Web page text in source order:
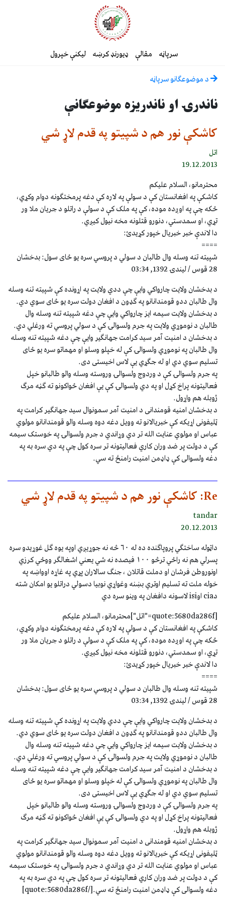
سرپاڼه مقالې ډیورنډ کرښه لیکنې خپرول
د موضوعګانو سرپاڼه
ناندرۍ او ناندریزه موضوعګانې
کاشکې نور هم د شپیتو په قدم لاړ شي
اتل
19.12.2013
محترمانو، السلام علیکم
کاشکې په افغانستان کې د سولې په لاره کې دغه پرمختګونه دوام وکړي،
ځکه چې په اوږده موده، کې په ملک کې د سولې د راتلو د جریان ملا ور
تړي، او سمدستي، دنورو قتلونه مخه نیول کیږي.
دا لاندې خبر خبریال خپور کړیدئ:
====
شپيته تنه وسله وال طالبان د سولي د پروسي سره يو ځاى سول: بدخشان
28 قوس / لیندۍ 1392, 03:34
د بدخشان ولايت چارواکي وايې چې ددي ولايت په اړونده کې شپيته تنه وسله
وال طالبان ددو قومندانانو په ګډون د افغان دولت سره يو ځاى سوي دي.
د بدخشان ولايت سيمه ايز چارواکي وايې چې دغه شپيته تنه وسله وال
طالبان د نوموړي ولايت په جرم ولسوالۍ کې د سولي پروسي ته ورغلي دي.
د بدخشان د امنيت آمر سيد کرامت جهانګير وايې چې دغه شپيته تنه وسله
وال طالبان په نوموړي ولسوالۍ کې له خپلو وسلو او مهماتو سره يو ځاى
تسليم سوي دي او له جګړي يې لاس اخيستى دى.
په جرم ولسوالۍ کې د وردوج ولسوالۍ وروسته وسله والو طالبانو خپل
فعاليتونه پراخ کړل او په دي ولسوالۍ کې يې افغان ځواکونو ته ګڼه مرګ
ژوبله هم واړول.
د بدخشان امنیه قومندانی د امنیت آمر سمونوال سید جهانګیر کرامت په
ټلیفونی اړیکه کې خبریالانو ته وویل دغه دوه وسله والو قومندانانو مولوي
عباس او مولوي عنایت الله تر دي وړاندي د جرم ولسوالۍ په خوستک سیمه
کې د دولت پر ضد وران کاري فعالیتونه تر سره کول چې په دي سره به په
دغه ولسوالی کې ډاډمن امنیت رامنځ ته سي.
Re: کاشکې نور هم د شپیتو په قدم لاړ شي
tandar
20.12.2013
داټوله ساختګي پروپاګنده ده له ٦٠ څه نه جوړيږي اوپه يوه ګل غوړيدو سره
پسرلي هم نه راځي ترڅو ١٠٠ فيصده نه شي يعني اشغالګر ووځي کرزي
اونوروطن فرشان او دملت قاتلان ، جنګ سالاران پړي په غاړه اوواښه په
خوله ملت ته تسليم اوتري بښنه وغواړي نوبيا دسولي دراتلو يو امکان شته
دcia اوisi لاسونه دافغان په وينو سره دي
[quote:5680da286f="اتل"]محترمانو، السلام علیکم
کاشکې په افغانستان کې د سولې په لاره کې دغه پرمختګونه دوام وکړي،
ځکه چې په اوږده موده، کې په ملک کې د سولې د راتلو د جریان ملا ور
تړي، او سمدستي، دنورو قتلونه مخه نیول کیږي.
دا لاندې خبر خبریال خپور کړیدئ:
====
شپيته تنه وسله وال طالبان د سولي د پروسي سره يو ځاى سول: بدخشان
28 قوس / لیندۍ 1392, 03:34
د بدخشان ولايت چارواکي وايې چې ددي ولايت په اړونده کې شپيته تنه وسله
وال طالبان ددو قومندانانو په ګډون د افغان دولت سره يو ځاى سوي دي.
د بدخشان ولايت سيمه ايز چارواکي وايې چې دغه شپيته تنه وسله وال
طالبان د نوموړي ولايت په جرم ولسوالۍ کې د سولي پروسي ته ورغلي دي.
د بدخشان د امنيت آمر سيد کرامت جهانګير وايې چې دغه شپيته تنه وسله
وال طالبان په نوموړي ولسوالۍ کې له خپلو وسلو او مهماتو سره يو ځاى
تسليم سوي دي او له جګړي يې لاس اخيستى دى.
په جرم ولسوالۍ کې د وردوج ولسوالۍ وروسته وسله والو طالبانو خپل
فعاليتونه پراخ کړل او په دي ولسوالۍ کې يې افغان ځواکونو ته ګڼه مرګ
ژوبله هم واړول.
د بدخشان امنیه قومندانی د امنیت آمر سمونوال سید جهانګیر کرامت په
ټلیفونی اړیکه کې خبریالانو ته وویل دغه دوه وسله والو قومندانانو مولوي
عباس او مولوي عنایت الله تر دي وړاندي د جرم ولسوالۍ په خوستک سیمه
کې د دولت پر ضد وران کاري فعالیتونه تر سره کول چې په دي سره به په
دغه ولسوالی کې ډاډمن امنیت رامنځ ته سي.[/quote:5680da286f]